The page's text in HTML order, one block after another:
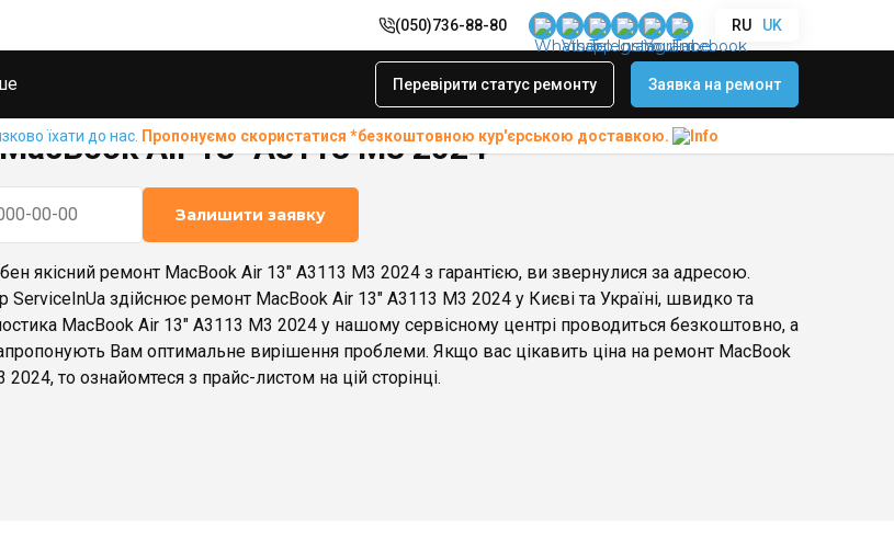
(050)736-88-80 RU UK
Перевірити статус ремонту Заявка на ремонт
їхати до нас. Пропонуємо скористатися *безкоштовною кур'єрською доставкою.
2024
Air 13" А3113 M3 2024
Залишити заявку
якісний ремонт MacBook Air 13" А3113 M3 2024 з гарантією, ви звернулися за адресою.
ServiceInUa здійснює ремонт MacBook Air 13" А3113 M3 2024 у Києві та Україні, швидко та
MacBook Air 13" А3113 M3 2024 у нашому сервісному центрі проводиться безкоштовно, а
Вам оптимальне вирішення проблеми. Якщо вас цікавить ціна на ремонт MacBook
то ознайомтеся з прайс-листом на цій сторінці.